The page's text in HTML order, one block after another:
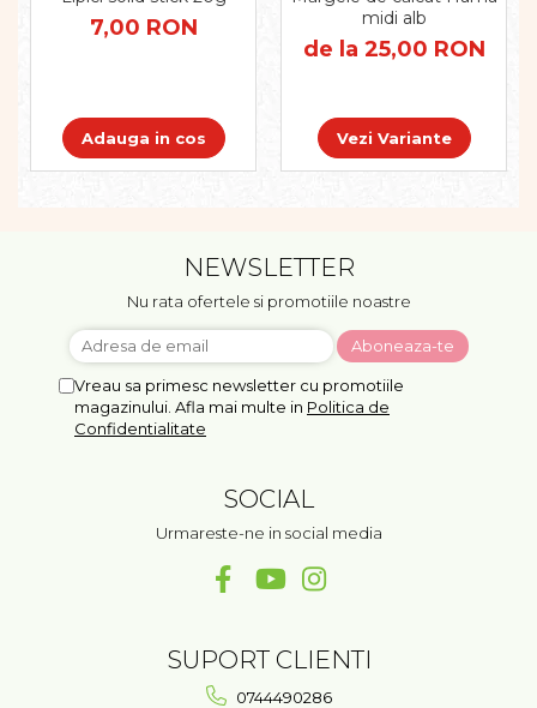
Stimulare olfactivă
Terapie de integrare senzorială
7,00 RON
Adauga in cos
midi alb
de la 25,00 RON
Vezi Variante
NEWSLETTER
Nu rata ofertele si promotiile noastre
Vreau sa primesc newsletter cu promotiile
magazinului. Afla mai multe in Politica de
Confidentialitate
SOCIAL
Urmareste-ne in social media
SUPORT CLIENTI
0744490286